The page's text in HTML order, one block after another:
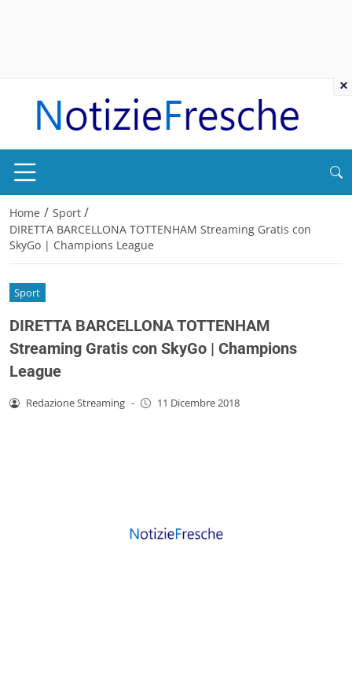
Home / Sport /
DIRETTA BARCELLONA TOTTENHAM Streaming Gratis con
SkyGo | Champions League
Sport
DIRETTA BARCELLONA TOTTENHAM
Streaming Gratis con SkyGo | Champions
League
Redazione Streaming - 11 Dicembre 2018
×